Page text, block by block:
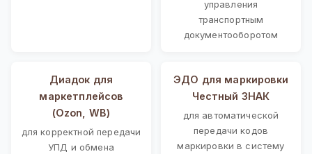
управления
транспортным
документооборотом
Диадок для
маркетплейсов
(Ozon, WB)
для корректной передачи
УПД и обмена
ЭДО для маркировки
Честный ЗНАК
для автоматической
передачи кодов
маркировки в систему